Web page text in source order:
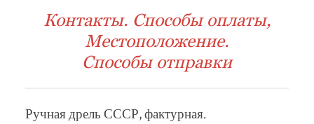
Контакты. Способы оплаты,
Местоположение.
Способы отправки
Ручная дрель СССР, фактурная.